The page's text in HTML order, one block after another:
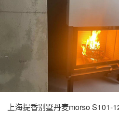
上海提香别墅丹麦morso S101-